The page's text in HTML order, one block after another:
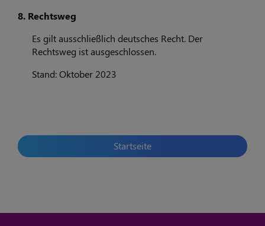
8. Rechtsweg
Es gilt ausschließlich deutsches Recht. Der
Rechtsweg ist ausgeschlossen.
Stand: Oktober 2023
Startseite